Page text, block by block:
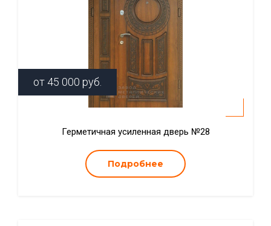
от 45 000 руб.
Герметичная усиленная дверь №28
Подробнее